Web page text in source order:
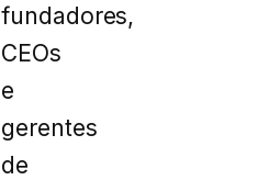
fundadores,
CEOs
e
gerentes
de